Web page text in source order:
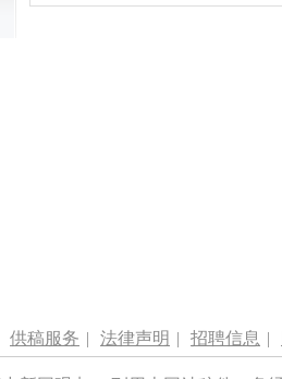
供稿服务 | 法律声明 | 招聘信息 |